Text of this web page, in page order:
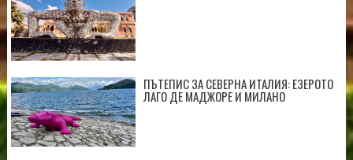
ПЪТЕПИС ЗА СЕВЕРНА ИТАЛИЯ: ЕЗЕРОТО
ЛАГО ДЕ МАДЖОРЕ И МИЛАНО